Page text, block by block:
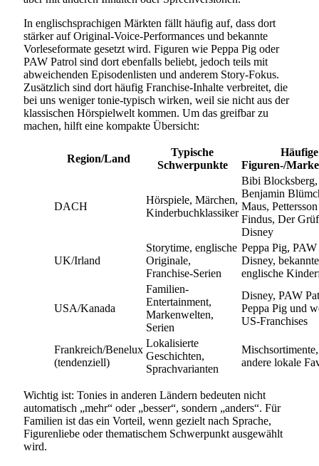
In englischsprachigen Märkten fällt häufig auf, dass dort
stärker auf Original-Voice-Performances und bekannte
Vorleseformate gesetzt wird. Figuren wie Peppa Pig oder
PAW Patrol sind dort ebenfalls beliebt, jedoch teils mit
abweichenden Episodenlisten und anderem Story-Fokus.
Zusätzlich sind dort häufig Franchise-Inhalte verbreitet, die
bei uns weniger tonie-typisch wirken, weil sie nicht aus der
klassischen Hörspielwelt kommen. Um das greifbar zu
machen, hilft eine kompakte Übersicht:
Region/Land
Typische
Schwerpunkte
Häufige
Figuren-/
DACH
Hörspiele, Märchen,
Kinderbuchklassiker
Bibi Blocksberg,
Benjamin
Maus,
Findus, Der
Disney
UK/Irland
Storytime, englische
Originale,
Franchise-Serien
Peppa Pig,
Disney, bekannte
englische
USA/Kanada
Familien-
Entertainment,
Markenwelten,
Serien
Disney, PAW
Peppa Pig und
US-Franchises
Frankreich/Benelux
(tendenziell)
Lokalisierte
Geschichten,
Sprachvarianten
andere lokale
Wichtig ist: Tonies in anderen Ländern bedeuten nicht
automatisch „mehr“ oder „besser“, sondern „anders“. Für
Familien ist das ein Vorteil, wenn gezielt nach Sprache,
Figurenliebe oder thematischem Schwerpunkt ausgewählt
wird.